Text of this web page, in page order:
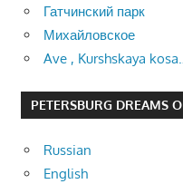
Гатчинский парк
Михайловское
Ave , Kurshskaya
PETERSBURG DREAMS
Russian
English